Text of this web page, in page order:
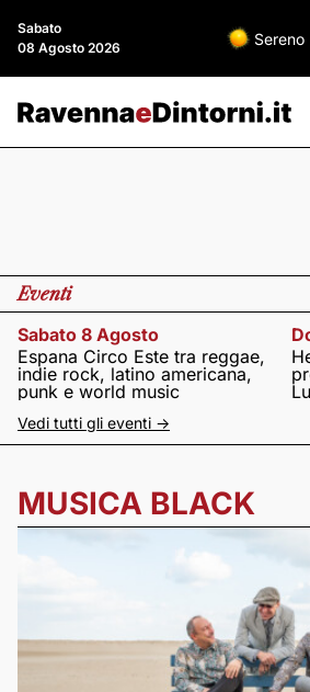
Sabato
08 Agosto 2026
Sereno
Eventi
Sabato 8 Agosto
Espana Circo Este tra reggae,
indie rock, latino americana,
punk e world music
Vedi tutti gli eventi ->
MUSICA BLACK